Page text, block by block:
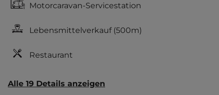
Motorcaravan-Servicestation
Lebensmittelverkauf(500m)
Restaurant
Alle 19 Details anzeigen